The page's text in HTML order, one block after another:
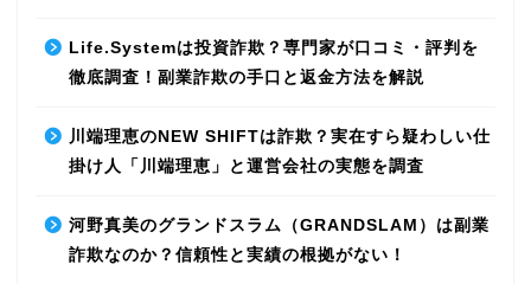
Life.Systemは投資詐欺？専門家が口コミ・評判を
徹底調査！副業詐欺の手口と返金方法を解説
川端理恵のNEW SHIFTは詐欺？実在すら疑わしい仕
掛け人「川端理恵」と運営会社の実態を調査
河野真美のグランドスラム（GRANDSLAM）は副業
詐欺なのか？信頼性と実績の根拠がない！